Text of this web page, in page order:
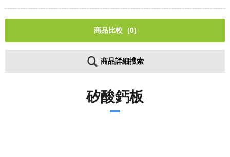
商品比較 (0)
商品詳細搜索
矽酸鈣板